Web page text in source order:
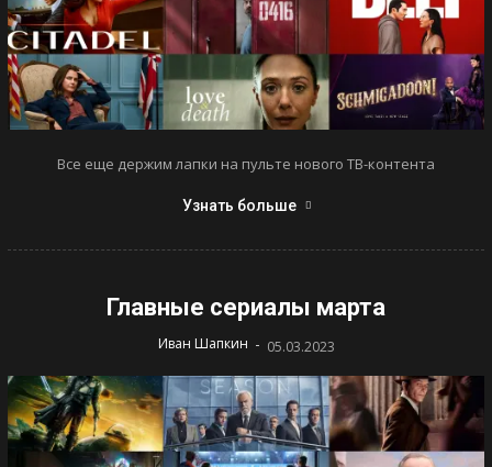
Все еще держим лапки на пульте нового ТВ-контента
Узнать больше
Главные сериалы марта
Иван Шапкин - 05.03.2023